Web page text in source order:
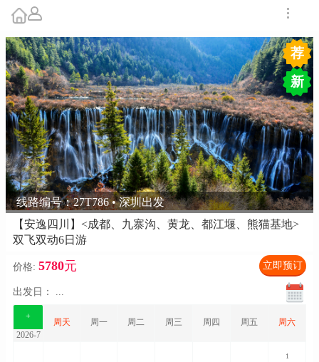
线路编号：27T786 • 深圳出发
【安逸四川】<成都、九寨沟、黄龙、都江堰、熊猫基地>
双飞双动6日游
荐
新
价格: 5780元 立即预订
出发日： ...
+
2026-7
周天 周一 周二 周三 周四 周五 周六
1